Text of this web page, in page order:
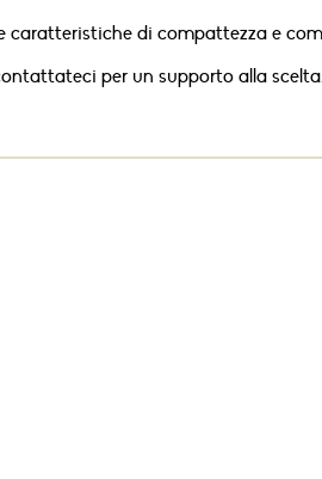
caratteristiche di compattezza e
per un supporto alla